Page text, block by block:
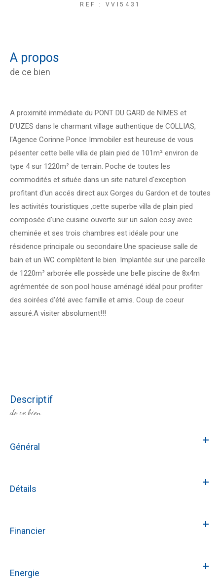
REF : VVI5431
a propos
de ce bien
A proximité immédiate du PONT DU GARD de NIMES et
D'UZES dans le charmant village authentique de COLLIAS,
l'Agence Corinne Ponce Immobiler est heureuse de vous
pésenter cette belle villa de plain pied de 101m² environ de
type 4 sur 1220m² de terrain. Poche de toutes les
commodités et située dans un site naturel d'exception
profitant d'un accés direct aux Gorges du Gardon et de toutes
les activités touristiques ,cette superbe villa de plain pied
composée d'une cuisine ouverte sur un salon cosy avec
cheminée et ses trois chambres est idéale pour une
résidence principale ou secondaire.Une spacieuse salle de
bain et un WC complètent le bien. Implantée sur une parcelle
de 1220m² arborée elle possède une belle piscine de 8x4m
agrémentée de son pool house aménagé idéal pour profiter
des soirées d'été avec famille et amis. Coup de coeur
assuré.A visiter absolument!!!
descriptif
de ce bien
Général
Détails
Financier
Energie